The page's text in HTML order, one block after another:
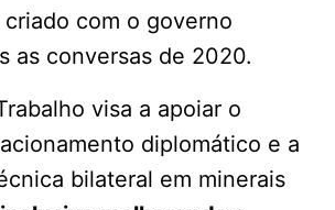
com o governo
as conversas de 2020.
visa a apoiar o
diplomático e a
bilateral em minerais